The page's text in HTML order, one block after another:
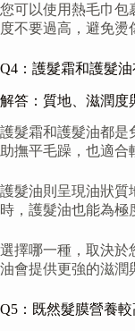
您可以使用熱毛巾包
度不要過高，避免燙
Q4：護髮霜和護髮
解答：質地、滋潤度
護髮霜和護髮油都是
助撫平毛躁，也適合
護髮油則呈現油狀質
時，護髮油也能為極
選擇哪一種，取決於
油會提供更強的滋潤
Q5：既然髮膜營養